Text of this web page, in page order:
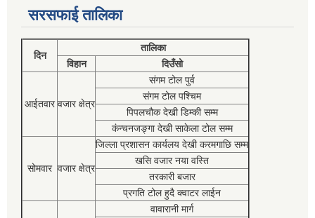
सरसफाई तालिका
दिन
तालिका
विहान
दिउँसो
आईतवार वजार क्षेत्र
संगम टोल पुर्व
संगम टोल पश्चिम
पिपलचौक देखी डिम्की सम्म
कंन्चनजङ्गा देखी साकेला टोल सम्म
सोमवार वजार क्षेत्र
जिल्ला प्रशासन कार्यलय देखी करमगाछि सम्म
खसि वजार नया वस्ति
तरकारी बजार
प्रगति टोल हुदै क्वाटर लाईन
वावारानी मार्ग